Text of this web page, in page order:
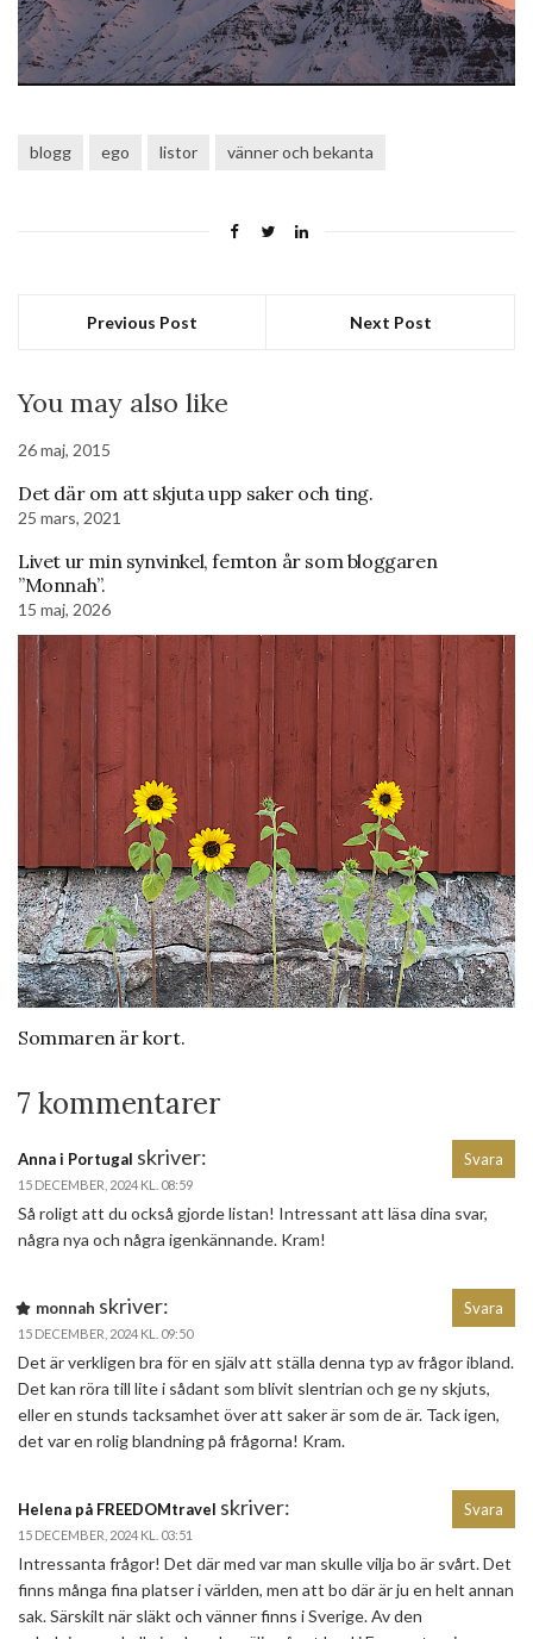
blogg ego listor vänner och bekanta
Previous Post Next Post
You may also like
26 maj, 2015
Det där om att skjuta upp saker och ting.
25 mars, 2021
Livet ur min synvinkel, femton år som bloggaren
”Monnah”.
15 maj, 2026
Sommaren är kort.
7 kommentarer
Anna i Portugal skriver:
15 DECEMBER, 2024 KL. 08:59
Så roligt att du också gjorde listan! Intressant att läsa dina svar,
några nya och några igenkännande. Kram!
Svara
monnah skriver:
15 DECEMBER, 2024 KL. 09:50
Det är verkligen bra för en själv att ställa denna typ av frågor ibland.
Det kan röra till lite i sådant som blivit slentrian och ge ny skjuts,
eller en stunds tacksamhet över att saker är som de är. Tack igen,
det var en rolig blandning på frågorna! Kram.
Svara
Helena på FREEDOMtravel skriver:
15 DECEMBER, 2024 KL. 03:51
Intressanta frågor! Det där med var man skulle vilja bo är svårt. Det
finns många fina platser i världen, men att bo där är ju en helt annan
sak. Särskilt när släkt och vänner finns i Sverige. Av den
Svara